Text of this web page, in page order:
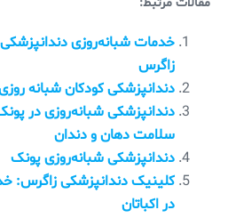
خدمات شبانه‌روزی
زاگرس
دندانپزشکی کودکان شبانه
دندانپزشکی شبانه‌روزی در
سلامت دهان و دندان
دندانپزشکی شبانه‌روزی پونک
کلینیک دندانپزشکی زاگرس:
در اکباتان